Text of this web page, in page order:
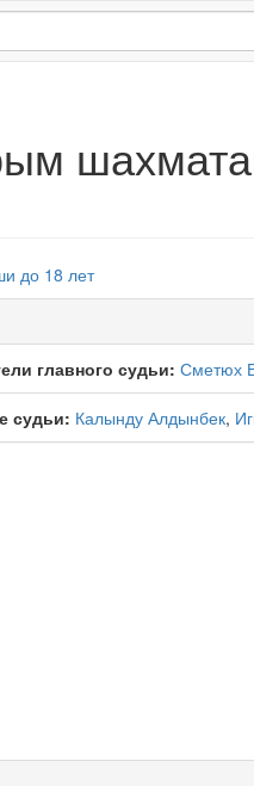
до 18 лет
главного судьи: Сметюх
судьи: Калынду Алдынбек,